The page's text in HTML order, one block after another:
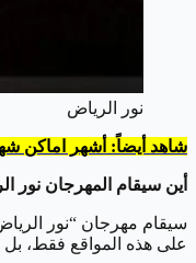
نور الرياض
شاهد أيضاً: أشهر اماكن
أين سيقام المهرجان نور
سيقام مهرجان “نور
على هذه المواقع فقط، بل يمكن للزوار